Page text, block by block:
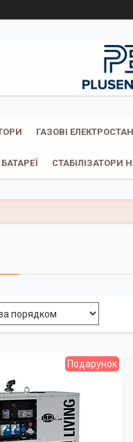
ГАЗОВІ
СТАБІЛІЗАТОРИ
Подарунок